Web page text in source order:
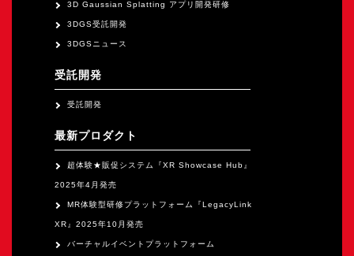
3D Gaussian Splatting アプリ開発研修
3DGS受託開発
3DGSニュース
受託開発
受託開発
最新プロダクト
超体験★販促システム『XR Showcase Hub』
2025年4月発売
MR体験型研修プラットフォーム『LegacyLink
XR』2025年10月発売
バーチャルイベントプラットフォーム